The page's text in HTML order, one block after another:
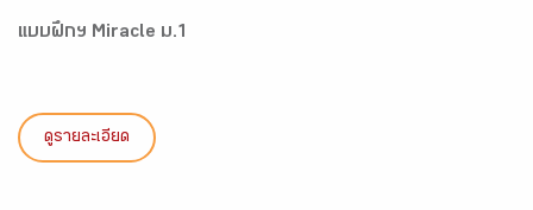
แบบฝึกฯ Miracle ม.1
ดูรายละเอียด